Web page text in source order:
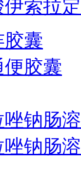
索拉
囊
胶囊
钠肠
钠肠